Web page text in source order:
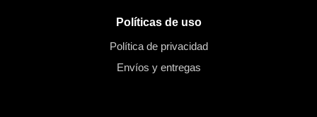
Políticas de uso
Política de privacidad
Envíos y entregas